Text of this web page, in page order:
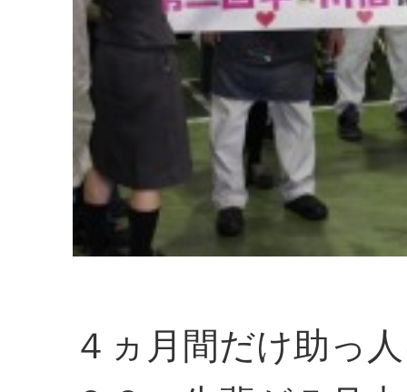
４ヵ月間だけ助っ